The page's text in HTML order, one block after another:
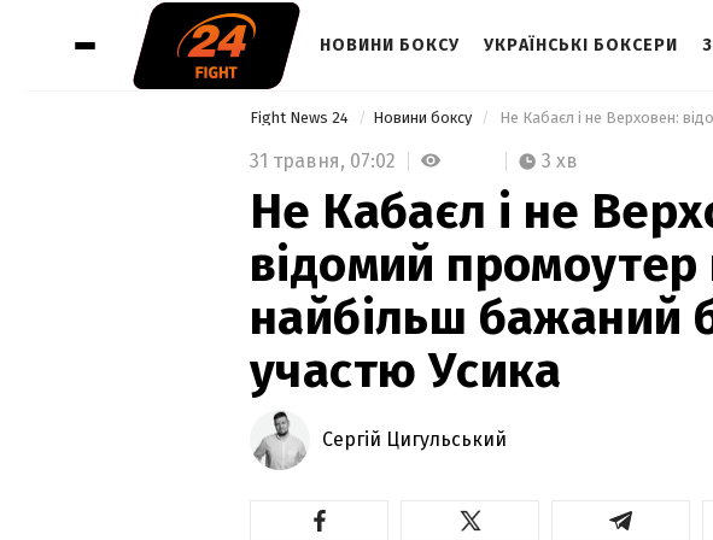
НОВИНИ БОКСУ УКРАЇНСЬКІ БОКСЕРИ
Fight News 24 Новини боксу
31 травня, 07:02 3 хв
Не Кабаєл і не
відомий промоутер
найбільш бажаний
участю Усика
Сергій Цигульський